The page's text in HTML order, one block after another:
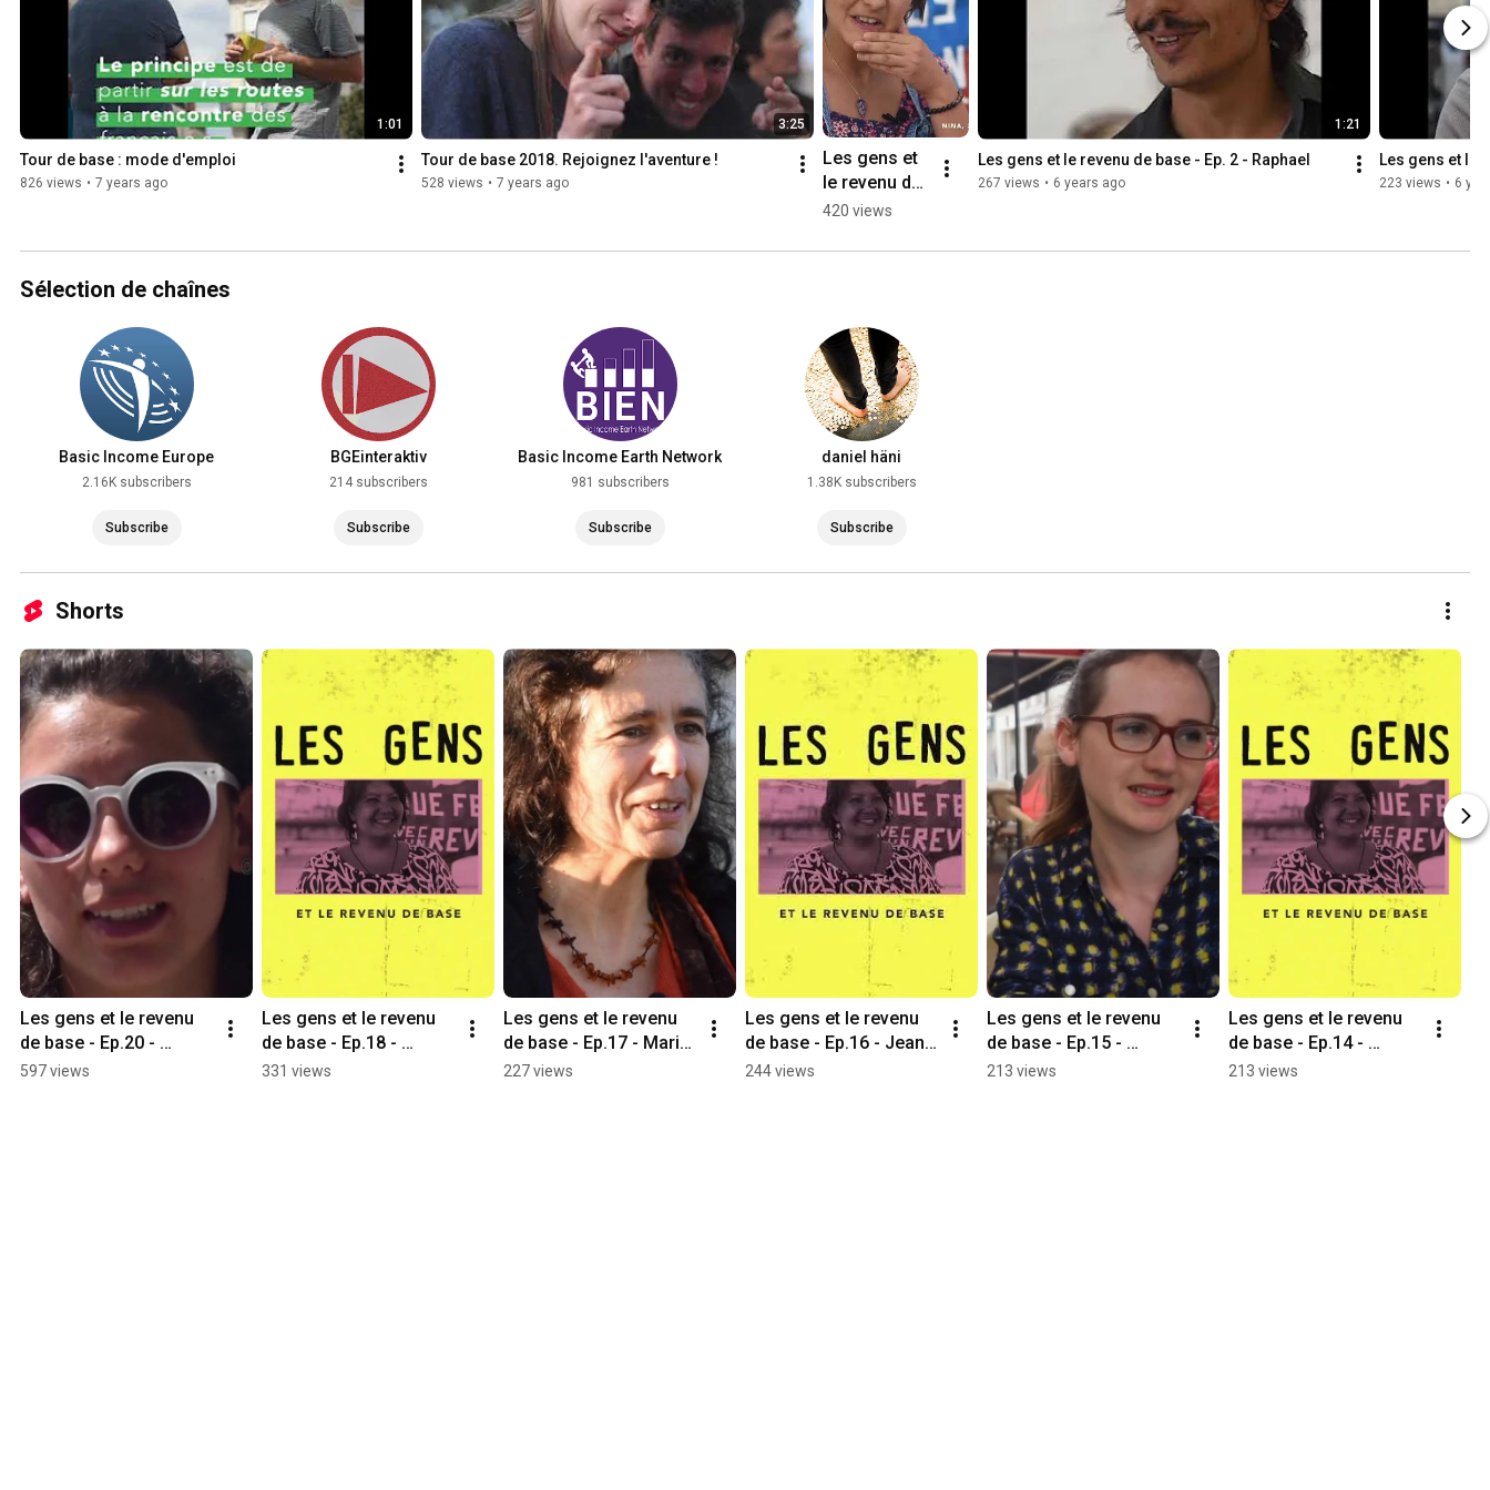
1:01
Tour de base : mode d'emploi
826 views • 7 years ago
3:25
Tour de base 2018. Rejoignez l'aventure !
528 views • 7 years ago
Les gens et
le revenu de
base - Ep. 1 -
420 views
1:21
Les gens et le revenu de base - Ep. 2 - Raphael
267 views • 6 years ago
Les gens et le
223 views • 6
Sélection de chaînes
Basic Income Europe
2.16K subscribers
Subscribe
BGEinteraktiv
214 subscribers
Subscribe
Basic Income Earth Network
981 subscribers
Subscribe
daniel häni
1.38K subscribers
Subscribe
Shorts
Les gens et le revenu
de base - Ep.20 -
Keryline
597 views
Les gens et le revenu
de base - Ep.18 -
Timothée
331 views
Les gens et le revenu
de base - Ep.17 - Marie-
Hélène
227 views
Les gens et le revenu
de base - Ep.16 - Jean-
François
244 views
Les gens et le revenu
de base - Ep.15 -
Sophia
213 views
Les gens et le revenu
de base - Ep.14 -
Frédéric
213 views